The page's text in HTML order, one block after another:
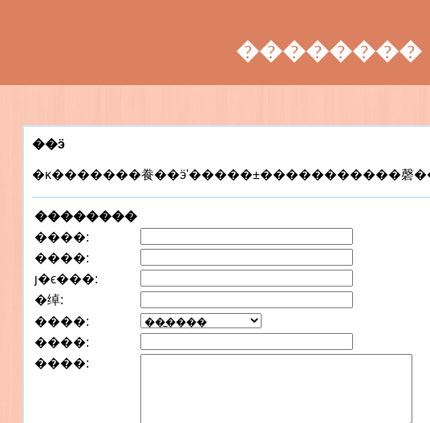
��������
��ӭ
��������
����:
����:
ȷ�ϵ���:
�绰:
����:
����:
����: